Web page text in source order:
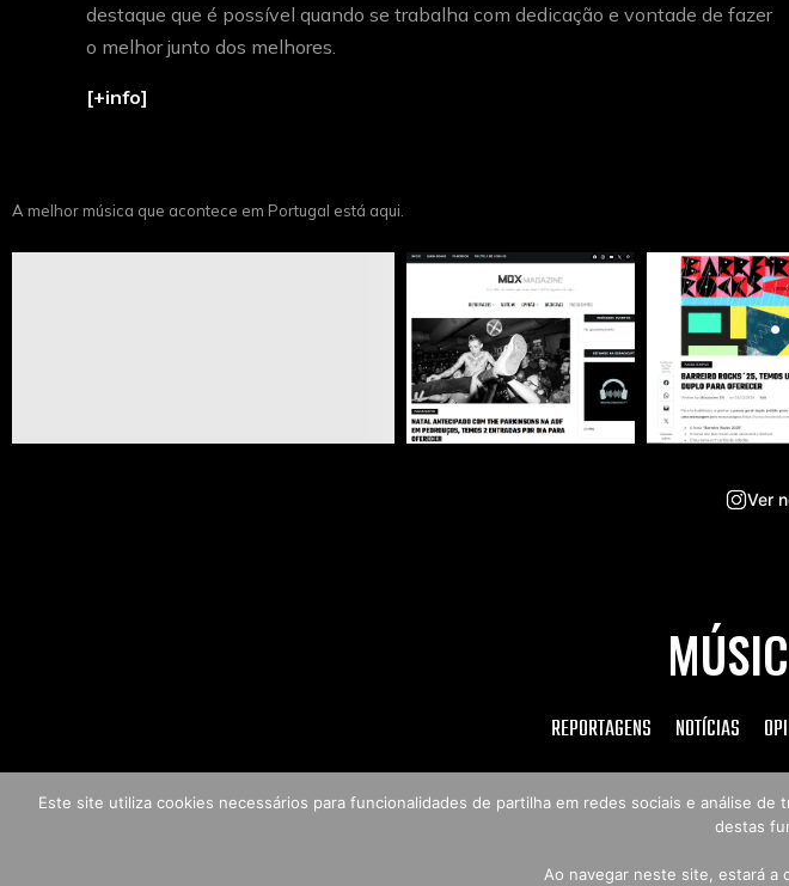
destaque que é possível quando se trabalha com dedicação e vontade de fazer
o melhor junto dos melhores.
[+info]
A melhor música que acontece em Portugal está aqui.
Ver
REPORTAGENS NOTÍCIAS
Copyright ©
Este site utiliza cookies necessários para funcionalidades de partilha em redes sociais e análise
destas
Ao navegar neste site, estará a